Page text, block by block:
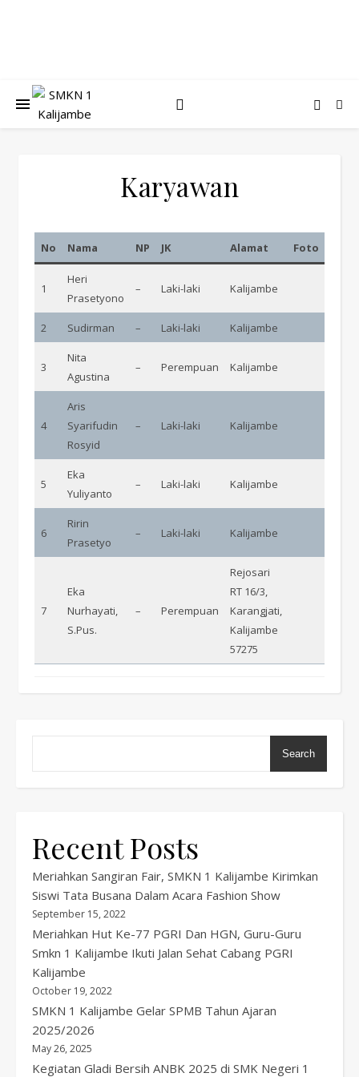
Karyawan
No Nama NP JK Alamat Foto
1
Heri
Prasetyono
– Laki-laki Kalijambe
2 Sudirman – Laki-laki Kalijambe
3
Nita
Agustina
– Perempuan Kalijambe
4
Aris
Syarifudin
Rosyid
– Laki-laki Kalijambe
5
Eka
Yuliyanto
– Laki-laki Kalijambe
6
Ririn
Prasetyo
– Laki-laki Kalijambe
7
Eka
Nurhayati,
S.Pus.
– Perempuan
Rejosari
RT 16/3,
Karangjati,
Kalijambe
57275
Search
Recent Posts
Meriahkan Sangiran Fair, SMKN 1 Kalijambe Kirimkan
Siswi Tata Busana Dalam Acara Fashion Show
September 15, 2022
Meriahkan Hut Ke-77 PGRI Dan HGN, Guru-Guru
Smkn 1 Kalijambe Ikuti Jalan Sehat Cabang PGRI
Kalijambe
October 19, 2022
SMKN 1 Kalijambe Gelar SPMB Tahun Ajaran
2025/2026
May 26, 2025
Kegiatan Gladi Bersih ANBK 2025 di SMK Negeri 1